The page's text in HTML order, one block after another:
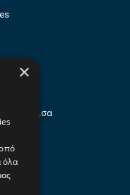
Λάρισα
×
όλα